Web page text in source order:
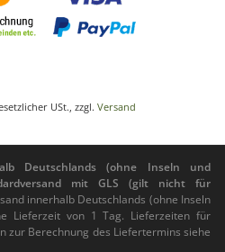
USt., zzgl. Versand
Deutschlands (ohne Inseln und
mit GLS (gilt nicht für
innerhalb Deutschlands (ohne Inseln
Lieferzeit von 1 Tag. Lieferzeiten für
zur Berechnung des Liefertermins siehe